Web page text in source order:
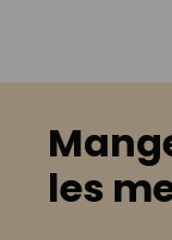
les